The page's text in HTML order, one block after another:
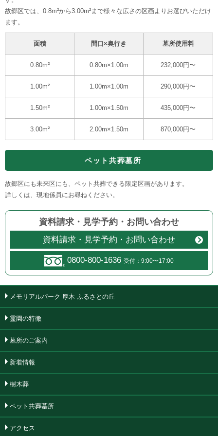
故郷区では、0.8m²から3.00m²まで様々な広さの区画よりお選びいただけ
ます。
面積 間口×奥行き 墓所使用料
0.80m² 0.80m×1.00m 232,000円〜
1.00m² 1.00m×1.00m 290,000円〜
1.50m² 1.00m×1.50m 435,000円〜
3.00m² 2.00m×1.50m 870,000円〜
ペット共葬墓所
故郷区にも未来区にも、ペット共葬できる限定区画があります。
詳しくは、現地係員にお尋ねください。
資料請求・見学予約 ・ お問い合わせ
資料請求・見学予約・お問い合わせ
0800-800-1636 受付：9:00〜17:00
メモリアルパーク 厚木 ふるさとの丘
霊園の特徴
墓所のご案内
新着情報
樹木葬
ペット共葬墓所
アクセス